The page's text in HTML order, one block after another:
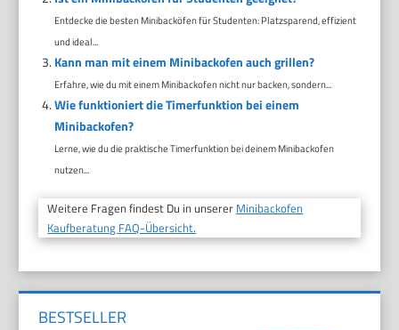
Entdecke die besten Minibacköfen für Studenten: Platzsparend, effizient
und ideal...
Kann man mit einem Minibackofen auch grillen?
Erfahre, wie du mit einem Minibackofen nicht nur backen, sondern...
Wie funktioniert die Timerfunktion bei einem
Minibackofen?
Lerne, wie du die praktische Timerfunktion bei deinem Minibackofen
nutzen...
Weitere Fragen findest Du in unserer Minibackofen
Kaufberatung FAQ-Übersicht.
BESTSELLER